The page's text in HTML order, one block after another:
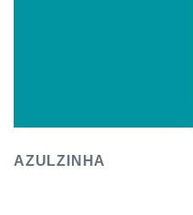
AZULZINHA